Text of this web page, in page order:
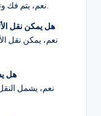
نعم، يتم فك وتركيب الأسرة الكبيرة بشكل آمن وسلس.
44. هل يمكن نقل
نعم، يمكن نقل
45.
نعم، يشمل